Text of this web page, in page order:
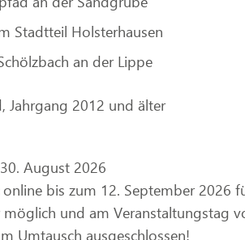
Stadtteil Holsterhausen
an der Lippe
Jahrgang 2012 und älter
30. August 2026
online bis zum 12. September 2026
und am Veranstaltungstag
Umtausch ausgeschlossen!